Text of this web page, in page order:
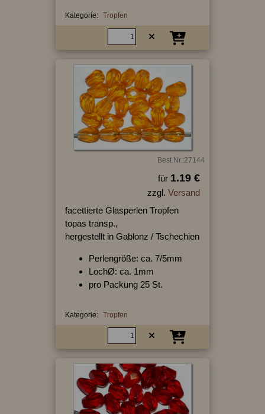
Kategorie: Tropfen
Best.Nr.:27144
für 1.19 €
zzgl. Versand
facettierte Glasperlen Tropfen
topas transp.,
hergestellt in Gablonz / Tschechien
Perlengröße: ca. 7/5mm
LochØ: ca. 1mm
pro Packung 25 St.
Kategorie: Tropfen